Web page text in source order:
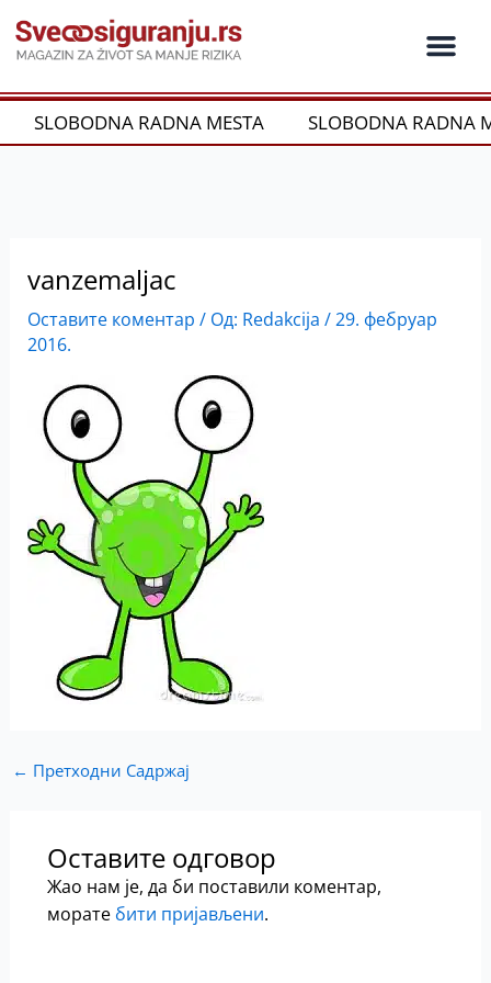
на
садржај
SLOBODNA RADNA MESTA SLOBODNA RADNA
vanzemaljac
Оставите коментар / Од: Redakcija /29. фебруар
2016.
← Претходни Садржај
Оставите одговор
Жао нам је, да би поставили коментар,
морате бити пријављени.